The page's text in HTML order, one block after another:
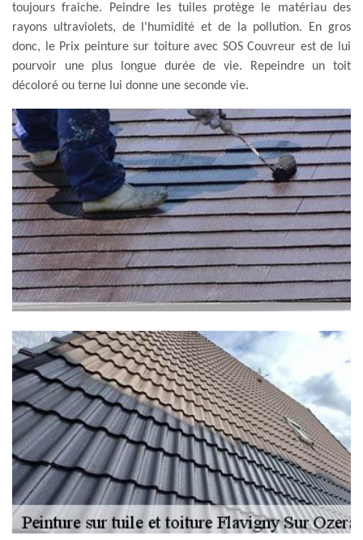
toujours fraiche. Peindre les tuiles protège le matériau des
rayons ultraviolets, de l'humidité et de la pollution. En gros
donc, le Prix peinture sur toiture avec SOS Couvreur est de lui
pourvoir une plus longue durée de vie. Repeindre un toit
décoloré ou terne lui donne une seconde vie.